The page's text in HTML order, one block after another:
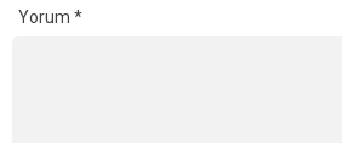
Yorum *